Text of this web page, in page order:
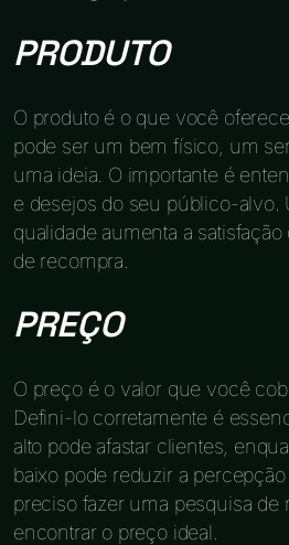
PRODUTO
O produto é o que você
pode ser um bem físico, um
uma ideia. O importante é
e desejos do seu público-alvo.
qualidade aumenta a
de recompra.
PREÇO
O preço é o valor que você
Defini-lo corretamente é
alto pode afastar clientes,
baixo pode reduzir a
preciso fazer uma pesquisa de
encontrar o preço ideal.